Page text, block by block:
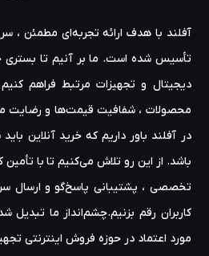
آفلند با هدف ارائه‌ تجربه‌ای مطمئن ،
تأسیس شده است. ما بر آنیم تا بستری
دیجیتال و تجهیزات مرتبط فراهم
محصولات ، شفافیت قیمت‌ها و رضایت
در آفلند باور داریم که خرید آنلاین
باشد. از این رو تلاش می‌کنیم تا با تأمین
تخصصی ، پشتیبانی پاسخ‌گو و ارسال
کاربران رقم بزنیم.چشم‌انداز ما تبدیل
مورد اعتماد در حوزه‌ فروش اینترنتی